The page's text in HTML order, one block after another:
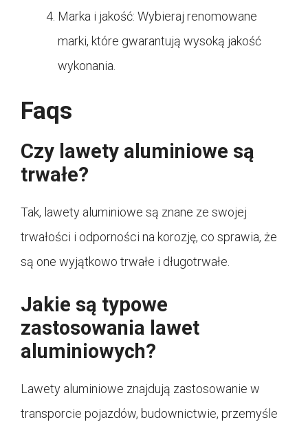
Marka i jakość: Wybieraj renomowane
marki, które gwarantują wysoką jakość
wykonania.
Faqs
Czy lawety aluminiowe są
trwałe?
Tak, lawety aluminiowe są znane ze swojej
trwałości i odporności na korozję, co sprawia, że
są one wyjątkowo trwałe i długotrwałe.
Jakie są typowe
zastosowania lawet
aluminiowych?
Lawety aluminiowe znajdują zastosowanie w
transporcie pojazdów, budownictwie, przemyśle